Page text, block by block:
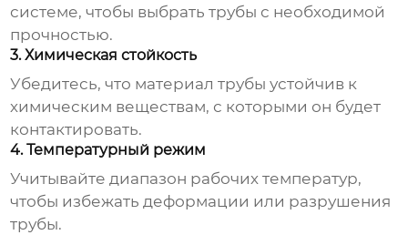
системе, чтобы выбрать трубы с необходимой
прочностью.
3. Химическая стойкость
Убедитесь, что материал трубы устойчив к
химическим веществам, с которыми он будет
контактировать.
4. Температурный режим
Учитывайте диапазон рабочих температур,
чтобы избежать деформации или разрушения
трубы.